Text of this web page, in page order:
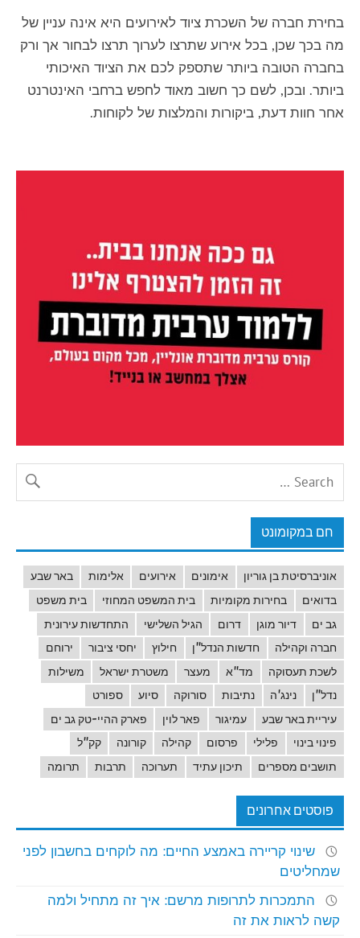
בחירת חברה של השכרת ציוד לאירועים היא אינה עניין של
מה בכך שכן, בכל אירוע שתרצו לערוך תרצו לבחור אך ורק
בחברה הטובה ביותר שתספק לכם את הציוד האיכותי
ביותר. ובכן, לשם כך חשוב מאוד לחפש ברחבי האינטרנט
אחר חוות דעת, ביקורות והמלצות של לקוחות.
חם במקומונט
אוניברסיטת בן גוריון אימונים אירועים אלימות
באר שבע
בדואים
בחירות מקומיות בית המשפט המחוזי
בית משפט
גב ים
דיור מוגן דרום הגיל השלישי
התחדשות עירונית
חברה וקהילה
חדשות הנדל"ן חילוץ יחסי ציבור
ירוחם
לשכת תעסוקה
מד"א מעצר משטרת ישראל
משילות
נדל"ן
נינג'ה נתיבות סורוקה סיוע
ספורט
עיריית באר שבע
עמיגור פאר לוין
פארק ההיי-טק גב ים
פינוי בינוי
פלילי פרסום קהילה קורונה
קק"ל
תושבים מספרים
תיכון עתיד תערוכה תרבות תרומה
פוסטים אחרונים
שינוי קריירה באמצע החיים: מה לוקחים בחשבון לפני
שמחליטים
התמכרות לתרופות מרשם: איך זה מתחיל ולמה
קשה לראות את זה